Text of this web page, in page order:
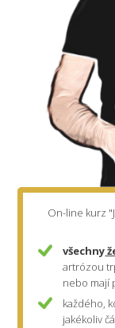
On-line kurz
všechny
artrózou
nebo mají
každého,
jakékoliv